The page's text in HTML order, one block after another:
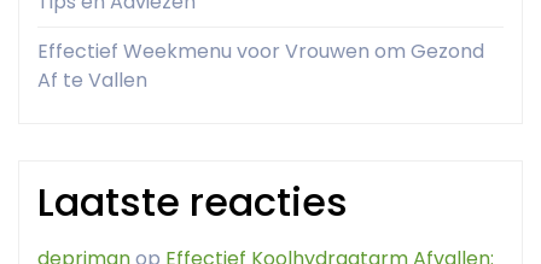
Effectief Weekmenu voor Vrouwen om Gezond
Af te Vallen
Laatste reacties